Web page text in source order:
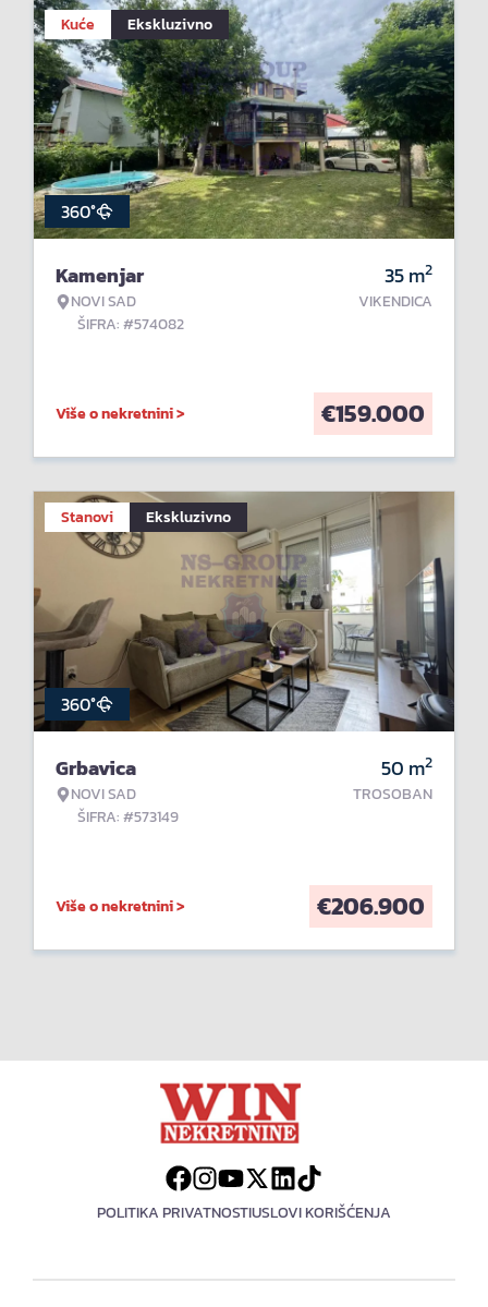
Kuće Ekskluzivno
360°
Kamenjar
NOVI SAD
ŠIFRA: #574082
35m2
VIKENDICA
Više o nekretnini > €159.000
Stanovi Ekskluzivno
360°
Grbavica
NOVI SAD
ŠIFRA: #573149
50 m2
TROSOBAN
Više o nekretnini > €206.900
POLITIKA PRIVATNOSTIUSLOVI KORIŠĆENJA